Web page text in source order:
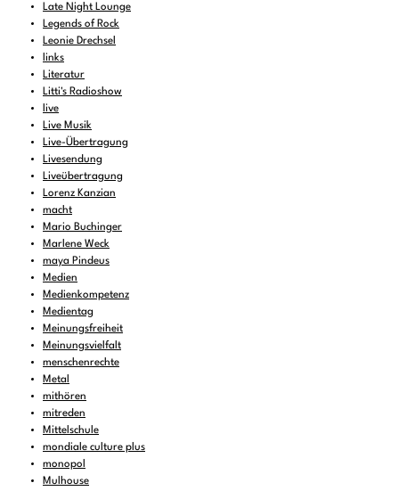
Late Night Lounge
Legends of Rock
Leonie Drechsel
links
Literatur
Litti's Radioshow
live
Live Musik
Live-Übertragung
Livesendung
Liveübertragung
Lorenz Kanzian
macht
Mario Buchinger
Marlene Weck
maya Pindeus
Medien
Medienkompetenz
Medientag
Meinungsfreiheit
Meinungsvielfalt
menschenrechte
Metal
mithören
mitreden
Mittelschule
mondiale culture plus
monopol
Mulhouse